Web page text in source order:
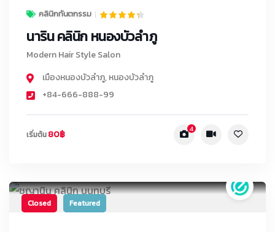
คลินิกทันตกรรม
นาริน คลินิก หนองบัวลำภู
Modern Hair Style Salon
เมืองหนองบัวลำภู,หนองบัวลำภู
+84-666-888-99
เริ่มต้น80฿ 4
Closed Featured